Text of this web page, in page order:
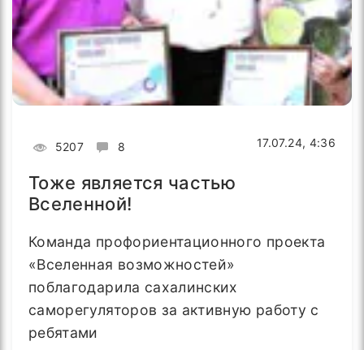
5207 8 17.07.24, 4:36
Тоже является частью
Вселенной!
Команда профориентационного проекта
«Вселенная возможностей»
поблагодарила сахалинских
саморегуляторов за активную работу с
ребятами